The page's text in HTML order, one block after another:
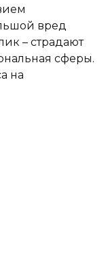
вред
– страдают
сферы.
на